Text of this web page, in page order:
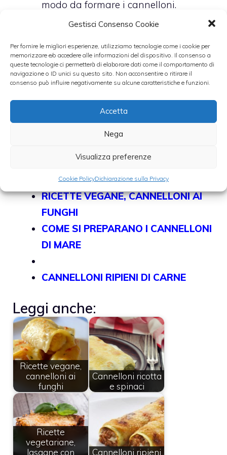
Gestisci Consenso Cookie
Per fornire le migliori esperienze, utilizziamo tecnologie come i cookie per
memorizzare e/o accedere alle informazioni del dispositivo. Il consenso a
queste tecnologie ci permetterà di elaborare dati come il comportamento di
navigazione o ID unici su questo sito. Non acconsentire o ritirare il
consenso può influire negativamente su alcune caratteristiche e funzioni.
Accetta
Nega
Visualizza preferenze
Cookie PolicyDichiarazione sulla Privacy
modo da formare i cannelloni.
Disponete i cannelloni in una teglia
leggermente unta. Spolverizzateli con
il rimanente grana e qualche fiocchetti
di burro. Infornate per 10 minuti a 180
gradi e servite.
Altre ricette di cannelloni:
CANNELLONI RIPIENI, IL SEGRETO
PER RENDERLI APPETITOSI
RICETTE VEGANE, CANNELLONI AI
FUNGHI
COME SI PREPARANO I CANNELLONI
DI MARE
CANNELLONI RIPIENI DI CARNE
Leggi anche:
Ricette vegane,
cannelloni ai
funghi
Cannelloni ricotta
e spinaci
Ricette
vegetariane,
lasagne con
Cannelloni ripieni